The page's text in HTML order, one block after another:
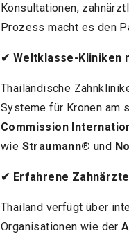
Konsultationen,
Prozess macht es den
✔ Weltklasse-Kliniken
Thailändische
Systeme für Kronen am
Commission
wie Straumann® und
✔ Erfahrene Zahnärzte
Thailand verfügt über
Organisationen wie der